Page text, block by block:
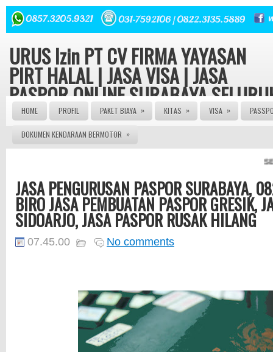
URUS Izin PT CV FIRMA YAYASAN
PIRT HALAL | JASA VISA | JASA
PASPOR ONLINE SURABAYA
INDONESIA
Konsultasi hukum dan Perizinan Gratis | Urus Izin PT CV
JASA PASPOR RUSAK | JASA PEMBUATAN PASPOR |
PASPOR | AGEN VISA | JASA VISA ONLINE | JASA
ONLINE | JASA KITAS ONLINE | JASA PEMBUATAN
JASA PEMBUATAN PASPOR | JASA PEMBUATAN VISA
ONLINE | JASA PENGURUSNA SIM | JASA PEMBUATAN
| JASA PEMBUATAN PT | SIUP | NPWP
HOME PROFIL PAKET BIAYA » KITAS » VISA »
DOKUMEN KENDARAAN BERMOTOR »
JASA PENGURUSAN PASPOR SURABAYA,
BIRO JASA PEMBUATAN PASPOR GRESIK,
SIDOARJO, JASA PASPOR RUSAK HILANG
07.45.00 No comments